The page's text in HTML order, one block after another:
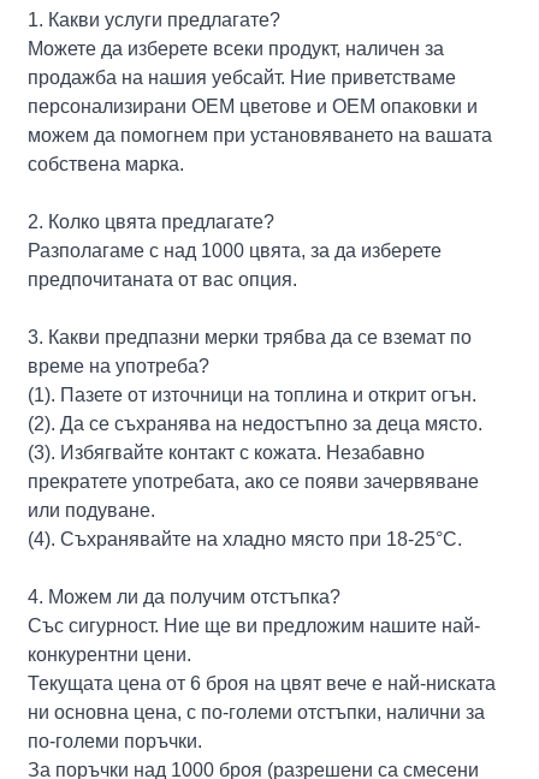
1. Какви услуги предлагате?
Можете да изберете всеки продукт, наличен за
продажба на нашия уебсайт. Ние приветстваме
персонализирани OEM цветове и OEM опаковки и
можем да помогнем при установяването на вашата
собствена марка.
2. Колко цвята предлагате?
Разполагаме с над 1000 цвята, за да изберете
предпочитаната от вас опция.
3. Какви предпазни мерки трябва да се вземат по
време на употреба?
(1). Пазете от източници на топлина и открит огън.
(2). Да се ​​съхранява на недостъпно за деца място.
(3). Избягвайте контакт с кожата. Незабавно
прекратете употребата, ако се появи зачервяване
или подуване.
(4). Съхранявайте на хладно място при 18-25°C.
4. Можем ли да получим отстъпка?
Със сигурност. Ние ще ви предложим нашите най-
конкурентни цени.
Текущата цена от 6 броя на цвят вече е най-ниската
ни основна цена, с по-големи отстъпки, налични за
по-големи поръчки.
За поръчки над 1000 броя (разрешени са смесени